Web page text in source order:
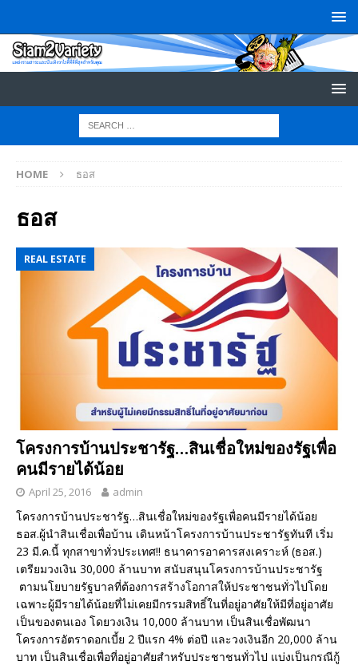
HOME ธอส
ธอส
REAL ESTATE
โครงการบ้านประชารัฐ…สินเชื่อใหม่ของรัฐเพื่อ
คนมีรายได้น้อย
April 25, 2016 admin
โครงการบ้านประชารัฐ…สินเชื่อใหม่ของรัฐเพื่อคนมีรายได้น้อย
ธอส.ผู้นำสินเชื่อเพื่อบ้าน เดินหน้าโครงการบ้านประชารัฐทันที เริ่ม
23 มี.ค.นี้ ทุกสาขาทั่วประเทศ!! ธนาคารอาคารสงเคราะห์ (ธอส.)
เตรียมวงเงิน 30,000 ล้านบาท สนับสนุนโครงการบ้านประชารัฐ
ตามนโยบายรัฐบาลที่ต้องการสร้างโอกาสให้ประชาชนทั่วไปโดย
เฉพาะผู้มีรายได้น้อยที่ไม่เคยมีกรรมสิทธิ์ในที่อยู่อาศัยให้มีที่อยู่อาศัย
เป็นของตนเอง โดยวงเงิน 10,000 ล้านบาท เป็นสินเชื่อพัฒนา
โครงการอัตราดอกเบี้ย 2 ปีแรก 4% ต่อปี และวงเงินอีก 20,000 ล้าน
บาท เป็นสินเชื่อเพื่อที่อยู่อาศัยสำหรับประชาชนทั่วไป แบ่งเป็นกรณีกู้